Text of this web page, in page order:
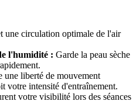
une circulation optimale de l'air
l'humidité : Garde la peau sèche
une liberté de mouvement
votre intensité d'entraînement.
votre visibilité lors des séances